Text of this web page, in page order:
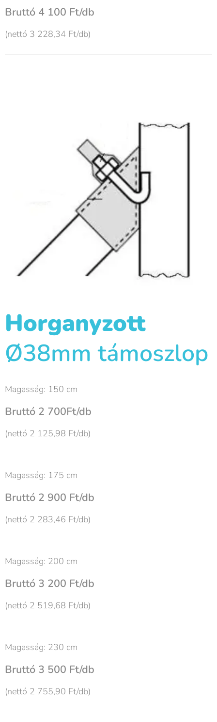
Bruttó 4 100 Ft/db
(nettó 3 228,34 Ft/db)
Horganyzott
Ø38mm támoszlop
Magasság: 150 cm
Bruttó 2 700Ft/db
(nettó 2 125,98 Ft/db)
Magasság: 175 cm
Bruttó 2 900 Ft/db
(nettó 2 283,46 Ft/db)
Magasság: 200 cm
Bruttó 3 200 Ft/db
(nettó 2 519,68 Ft/db)
Magasság: 230 cm
Bruttó 3 500 Ft/db
(nettó 2 755,90 Ft/db)